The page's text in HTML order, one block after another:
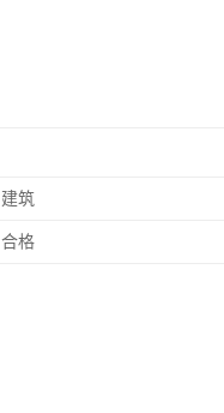
建筑
合格